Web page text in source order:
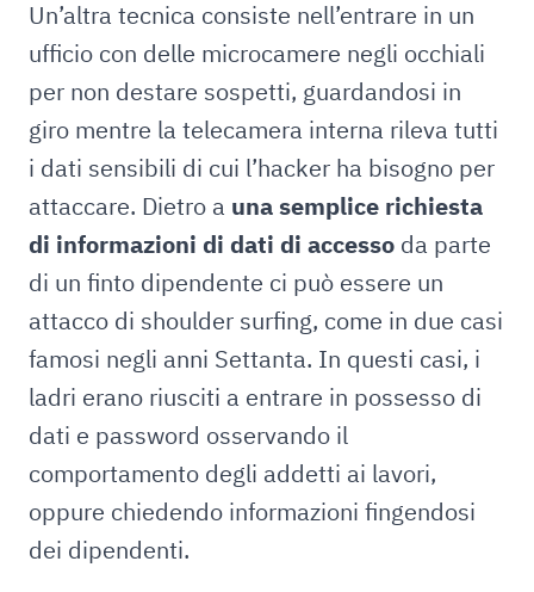
Un’altra tecnica consiste nell’entrare in un
ufficio con delle microcamere negli occhiali
per non destare sospetti, guardandosi in
giro mentre la telecamera interna rileva tutti
i dati sensibili di cui l’hacker ha bisogno per
attaccare. Dietro a una semplice richiesta
di informazioni di dati di accesso da parte
di un finto dipendente ci può essere un
attacco di shoulder surfing, come in due casi
famosi negli anni Settanta. In questi casi, i
ladri erano riusciti a entrare in possesso di
dati e password osservando il
comportamento degli addetti ai lavori,
oppure chiedendo informazioni fingendosi
dei dipendenti.